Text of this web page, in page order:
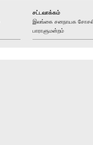
சட்டவாக்கம்
இலங்கை சனநாயக
பாராளுமன்றம்